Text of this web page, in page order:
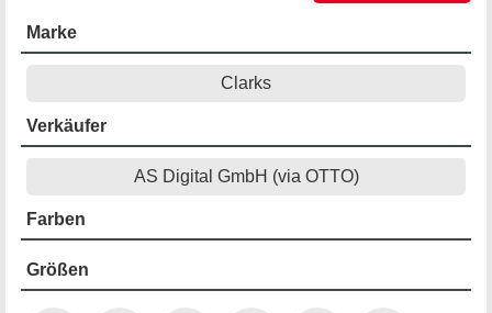
Marke
Clarks
Verkäufer
AS Digital GmbH (via OTTO)
Farben
Größen